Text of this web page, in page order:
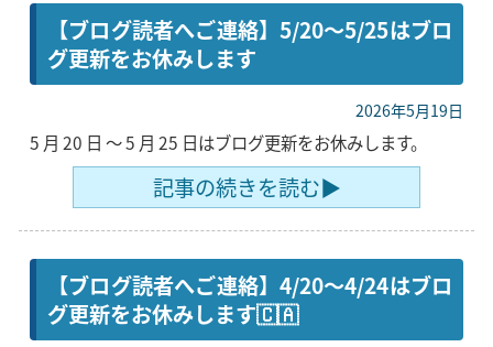
【ブログ読者へご連絡】5/20〜5/25はブロ
グ更新をお休みします
2026年5月19日
5 月 20 日 〜 5 月 25 日はブログ更新をお休みします。
記事の続きを読む▶
【ブログ読者へご連絡】4/20〜4/24はブロ
グ更新をお休みします🇨🇦